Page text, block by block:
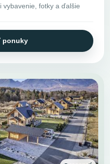
vybavenie, fotky a ďalšie
ponuky